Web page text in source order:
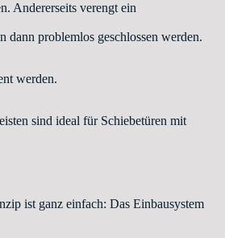
Andererseits verengt ein
dann problemlos geschlossen werden.
werden.
sind ideal für Schiebetüren mit
ist ganz einfach: Das Einbausystem